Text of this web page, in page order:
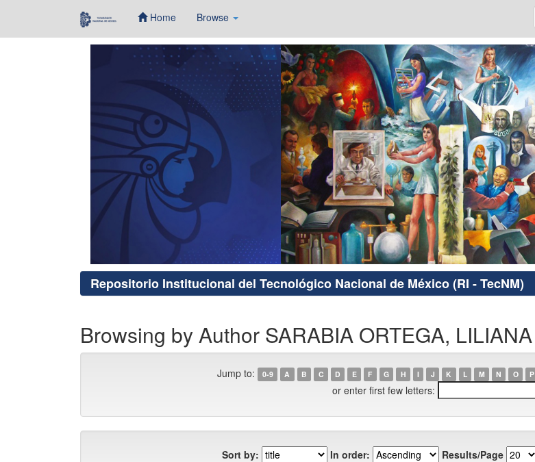
Home Browse
Repositorio Institucional del Tecnológico Nacional de México (RI - TecNM)
Browsing by Author SARABIA ORTEGA, LILIANA
Jump to: 0-9 A B C D E F G H I J K L M N O P
or enter first few letters:
Sort by: In order: Results/Page